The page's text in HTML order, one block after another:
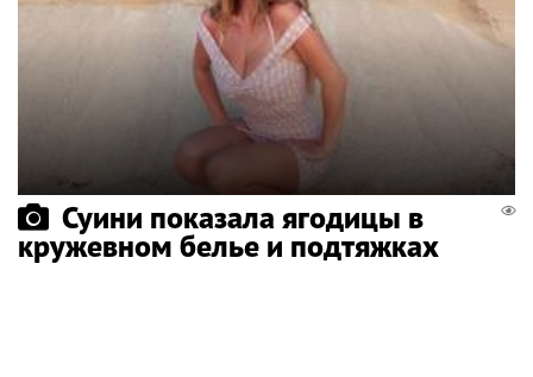
Суини показала ягодицы в
кружевном белье и подтяжках